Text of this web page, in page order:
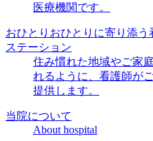
医療機関です。
おひとりおひとりに寄り添う
ステーション
住み慣れた地域やご家
れるように、看護師が
提供します。
当院について
About hospital